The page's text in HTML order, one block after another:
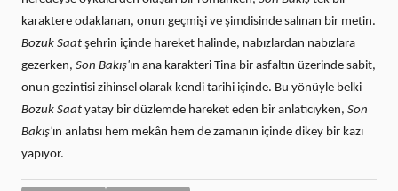
karaktere odaklanan, onun geçmişi ve şimdisinde salınan bir metin.
Bozuk Saat şehrin içinde hareket halinde, nabızlardan nabızlara
gezerken, Son Bakış'ın ana karakteri Tina bir asfaltın üzerinde sabit,
onun gezintisi zihinsel olarak kendi tarihi içinde. Bu yönüyle belki
Bozuk Saat yatay bir düzlemde hareket eden bir anlatıcıyken, Son
Bakış'ın anlatısı hem mekân hem de zamanın içinde dikey bir kazı
yapıyor.